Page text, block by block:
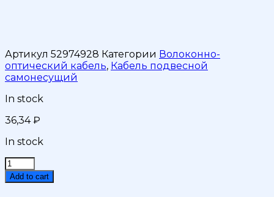
Артикул 52974928 Категории Волоконно-
оптический кабель, Кабель подвесной
самонесущий
In stock
36,34₽
In stock
Кабель
волоконно-
оптический
Add to cart